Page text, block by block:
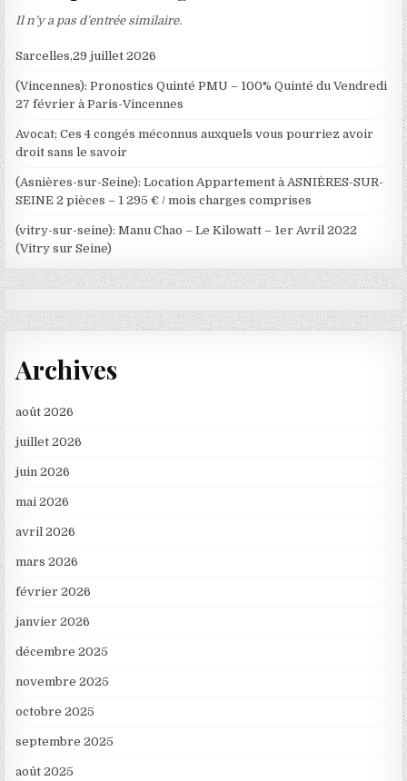
Il n’y a pas d’entrée similaire.
Sarcelles,29 juillet 2026
(Vincennes): Pronostics Quinté PMU – 100% Quinté du Vendredi
27 février à Paris-Vincennes
Avocat; Ces 4 congés méconnus auxquels vous pourriez avoir
droit sans le savoir
(Asnières-sur-Seine): Location Appartement à ASNIÈRES-SUR-
SEINE 2 pièces – 1 295 € / mois charges comprises
(vitry-sur-seine): Manu Chao – Le Kilowatt – 1er Avril 2022
(Vitry sur Seine)
Archives
août 2026
juillet 2026
juin 2026
mai 2026
avril 2026
mars 2026
février 2026
janvier 2026
décembre 2025
novembre 2025
octobre 2025
septembre 2025
août 2025